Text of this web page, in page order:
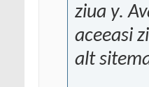
ziua y.
aceeasi
alt